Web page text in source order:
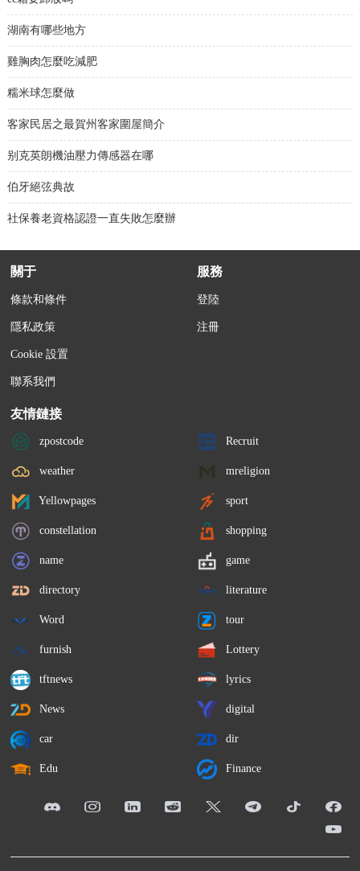
湖南有哪些地方
雞胸肉怎麼吃減肥
糯米球怎麼做
客家民居之最賀州客家圍屋簡介
别克英朗機油壓力傳感器在哪
伯牙絕弦典故
社保養老資格認證一直失敗怎麼辦
關于
條款和條件
隱私政策
Cookie 設置
聯系我們
服務
登陸
注冊
友情鏈接
zpostcode Recruit
weather mreligion
Yellowpages sport
constellation shopping
name game
directory literature
Word tour
furnish Lottery
tftnews lyrics
News digital
car dir
Edu Finance